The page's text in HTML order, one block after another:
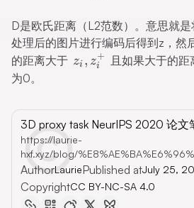
D是欧氏距离（L2范数）。意思就
处理后的图片进行编码后得到z，然
的距离大于 z_i,
zi , zi
+ 且如果大于的距
为0。
3D proxy task NeurIPS 2020 论文
https://laurie-
hxf.xyz/blog/
AuthorLauriePublished atJuly 25,
CopyrightCC BY-NC-SA 4.0